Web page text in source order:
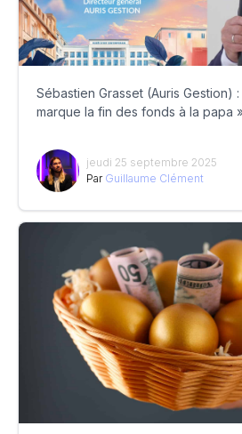
Sébastien Grasset (Auris Gestion)
marque la fin des fonds à la papa
jeudi 25 septembre 2025
Par Guillaume Clément